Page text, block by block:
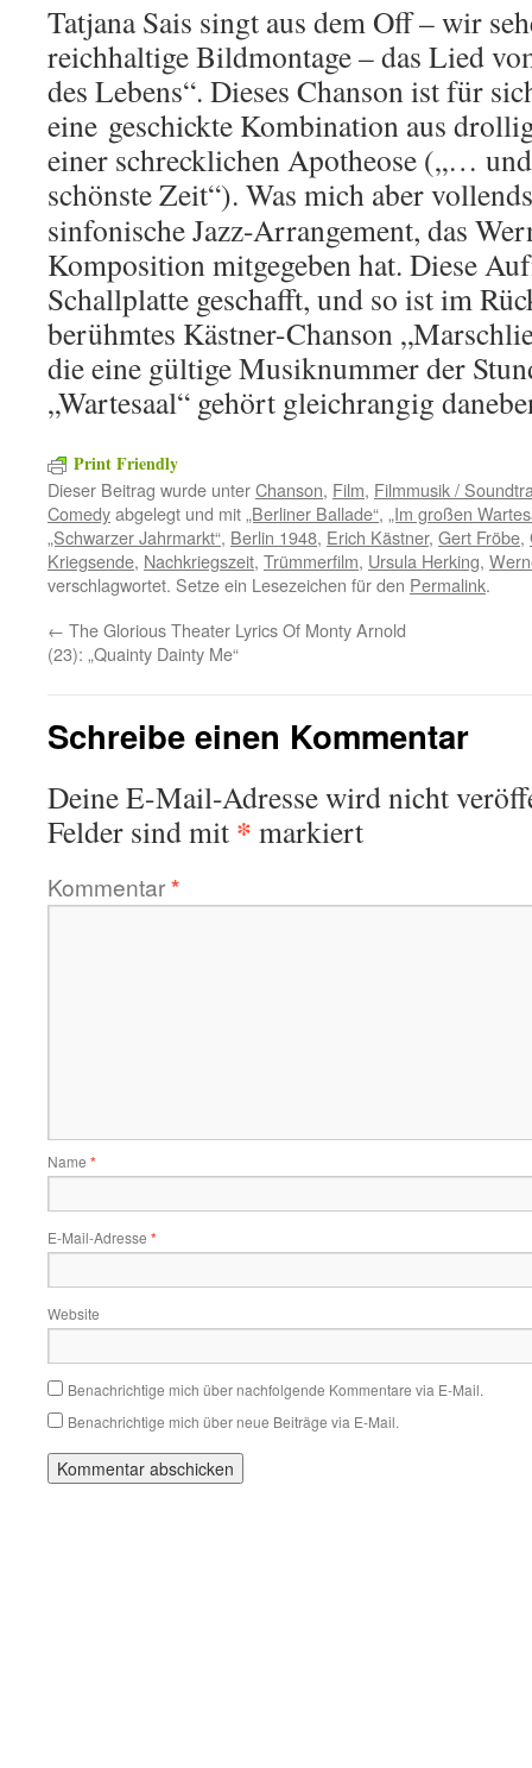
Tatjana Sais singt aus dem Off – wir
reichhaltige Bildmontage – das Lied
des Lebens“. Dieses Chanson ist für
eine geschickte Kombination aus
einer schrecklichen Apotheose („…
schönste Zeit“). Was mich aber
sinfonische Jazz-Arrangement, das
Komposition mitgegeben hat. Diese
Schallplatte geschafft, und so ist im
berühmtes Kästner-Chanson
die eine gültige Musiknummer der
„Wartesaal“ gehört gleichrangig
Print Friendly
Dieser Beitrag wurde unterChanson, Film, Filmmusik /
Comedyabgelegt und mit „Berliner Ballade“, „Im großen
„Schwarzer Jahrmarkt“, Berlin 1948, Erich Kästner, Gert Fröbe,
Kriegsende, Nachkriegszeit, Trümmerfilm, Ursula Herking,
verschlagwortet. Setze ein Lesezeichen für den Permalink.
← The Glorious Theater Lyrics Of Monty Arnold
(23): „Quainty Dainty Me“
Schreibe einen Kommentar
Deine E-Mail-Adresse wird nicht
Felder sind mit * markiert
Kommentar*
Name *
E-Mail-Adresse *
Website
Benachrichtige mich über nachfolgende Kommentare via E-Mail.
Benachrichtige mich über neue Beiträge via E-Mail.